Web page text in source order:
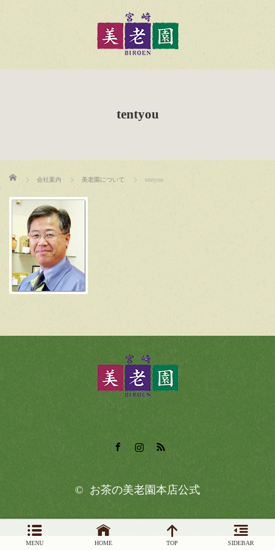
tentyou
ホーム 会社案内 美老園について tentyou
FacebookInstagramRSS
MENU HOME TOP SIDEBAR
©お茶の美老園本店公式